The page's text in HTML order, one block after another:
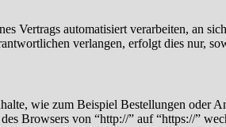
automatisiert verarbeiten, an
verlangen, erfolgt dies nur,
wie zum Beispiel Bestellungen oder
Browsers von “http://” auf “https://”